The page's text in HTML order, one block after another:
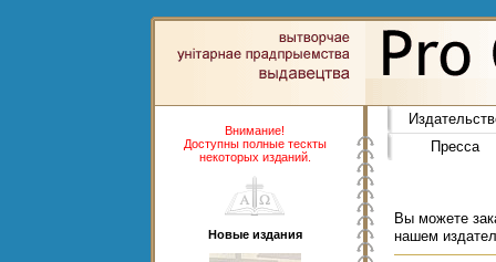
Внимание!
Доступны полные тескты
некоторых изданий.
Новые издания
Пресса
Вы можете
нашем